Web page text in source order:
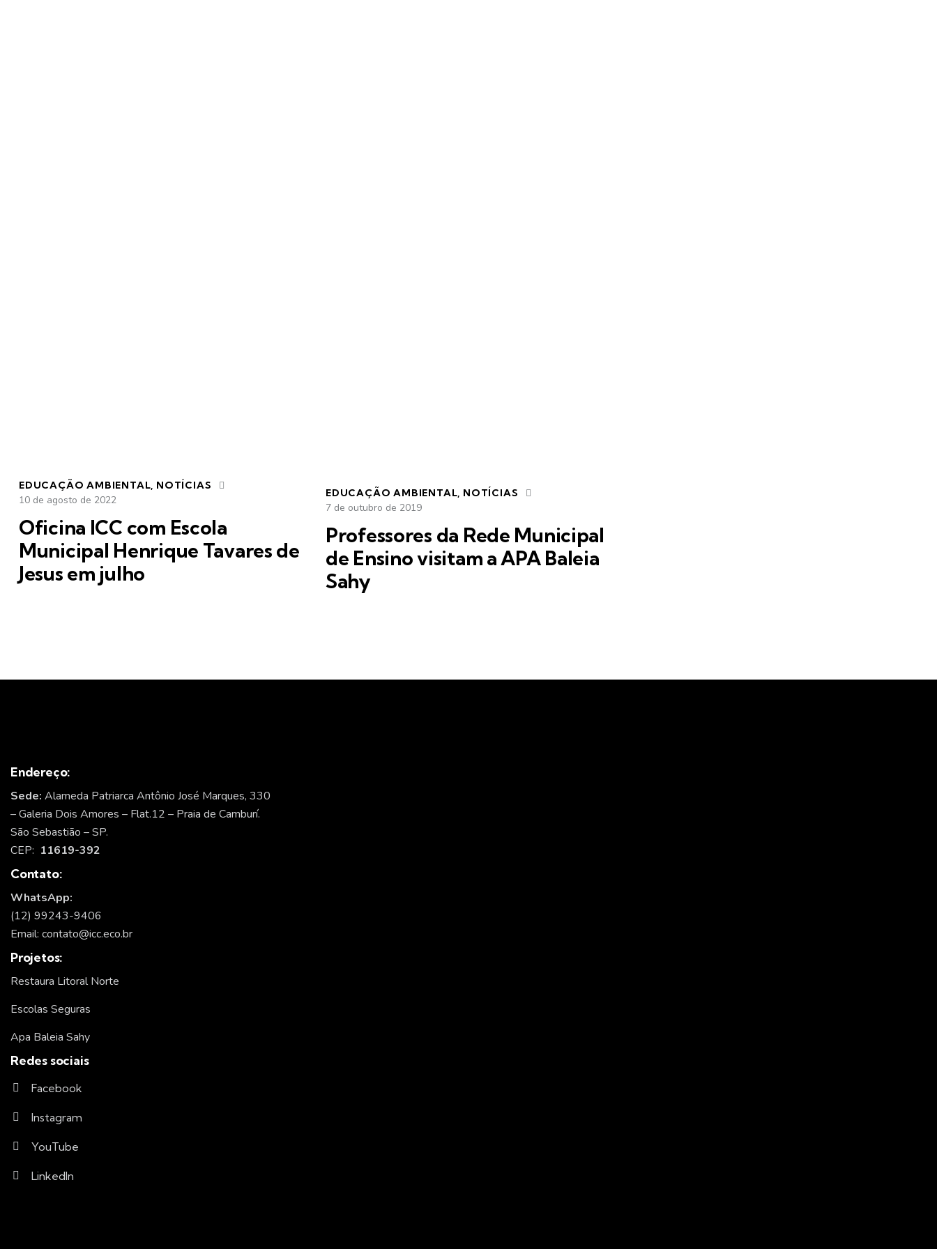
EDUCAÇÃO AMBIENTAL NOTÍCIAS
10 de agosto de 2022
Oficina ICC com Escola
Municipal Henrique Tavares de
Jesus em julho
EDUCAÇÃO AMBIENTAL, NOTÍCIAS
7 de outubro de 2019
Professores da Rede Municipal
de Ensino visitam a APA Baleia
Sahy
Endereço:
Sede: Alameda Patriarca Antônio José Marques, 330
– Galeria Dois Amores – Flat.12 – Praia de Camburí.
São Sebastião – SP.
CEP: 11619-392
Contato:
WhatsApp:
(12) 99243-9406
Email: contato@icc.eco.br
Projetos:
Restaura Litoral Norte
Escolas Seguras
Apa Baleia Sahy
Redes sociais
Facebook
Instagram
YouTube
LinkedIn